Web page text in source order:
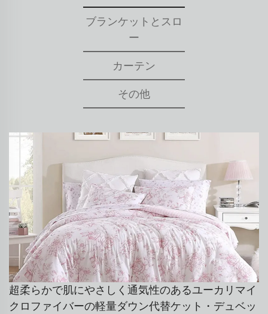
ブランケットとスロ
ー
カーテン
その他
超柔らかで肌にやさしく通気性のあるユーカリマイ
クロファイバーの軽量ダウン代替ケット・デュベッ